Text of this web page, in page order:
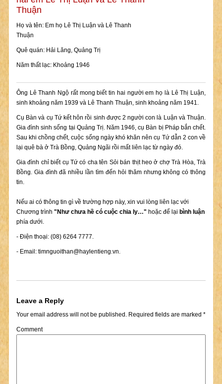
Thuận
Họ và tên: Em họ Lê Thị Luận và Lê Thanh
Thuận
Quê quán: Hải Lăng, Quảng Trị
Năm thất lạc: Khoảng 1946
Ông Lê Thanh Ngộ rất mong biết tin hai người em họ là Lê Thị Luận,
sinh khoảng năm 1939 và Lê Thanh Thuận, sinh khoảng năm 1941.
Cụ Bàn và cụ Tứ kết hôn rồi sinh được 2 người con là Luận và Thuận.
Gia đình sinh sống tại Quảng Trị. Năm 1946, cụ Bàn bị Pháp bắn chết.
Sau khi chồng chết, cuộc sống ngày khó khăn nên cụ Tứ dẫn 2 con về
lại quê bà ở Trà Bồng, Quảng Ngãi rồi mất liên lạc từ ngày đó.
Gia đình chỉ biết cụ Tứ có cha tên Sỏi bán thịt heo ở chợ Trà Hòa, Trà
Bồng. Gia đình đã nhiều lần tìm đến hỏi thăm nhưng không có thông
tin.
Nếu ai có thông tin gì về trường hợp này, xin vui lòng liên lạc với
Chương trình "Như chưa hề có cuộc chia ly…" hoặc để lại bình luận
phía dưới.
- Điện thoại: (08) 6264 7777.
- Email: timnguoithan@haylentieng.vn.
Leave a Reply
Your email address will not be published.Required fields are marked *
Comment